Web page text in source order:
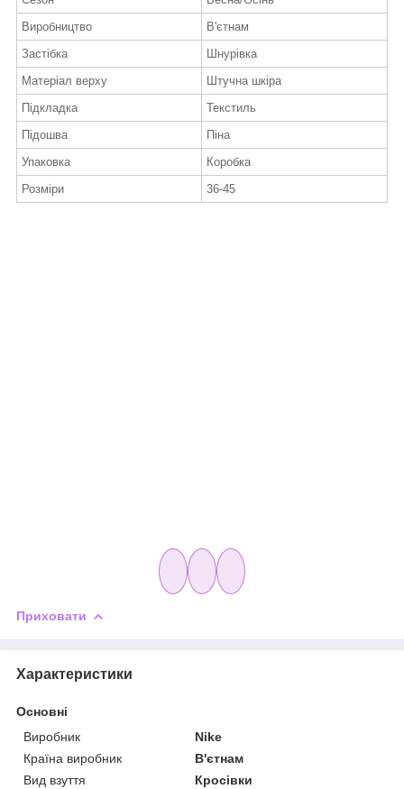
Виробництво
В'єтнам
Застібка
Шнурівка
Матеріал верху
Штучна шкіра
Підкладка
Текстиль
Підошва
Піна
Упаковка
Коробка
Розміри
36-45
Приховати
Характеристики
Основні
Виробник
Nike
Країна виробник
В'єтнам
Вид взуття
Кросівки